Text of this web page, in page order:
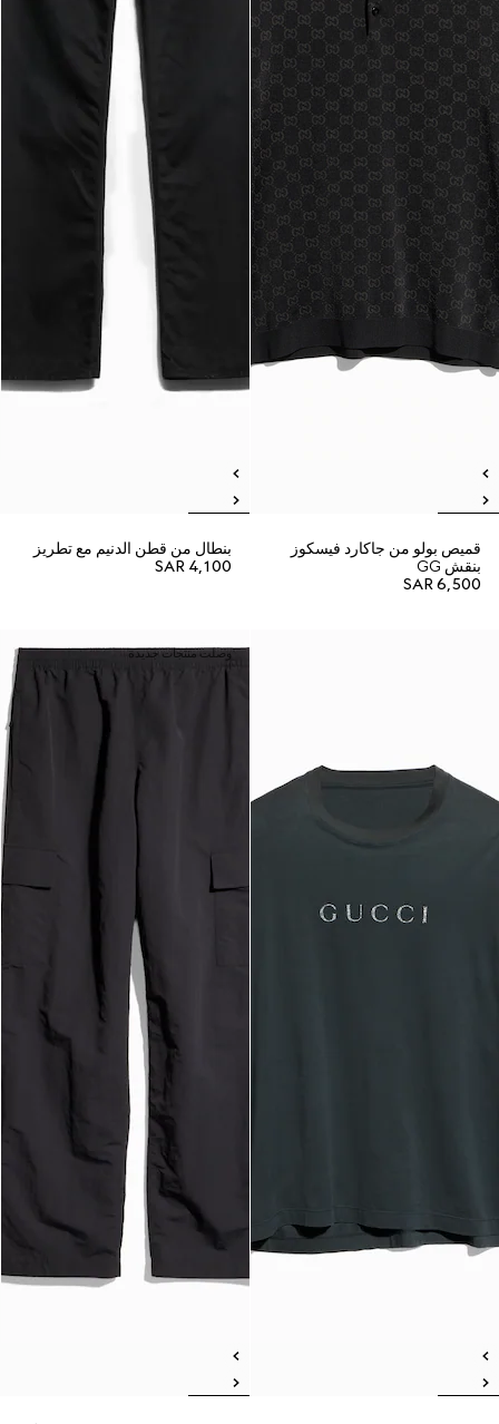
قميص بولو من جاكارد فيسكوز
بنقش GG
SAR 6,500
بنطال من قطن الدنيم مع تطريز
SAR 4,100
وصلت منتجات جديدة